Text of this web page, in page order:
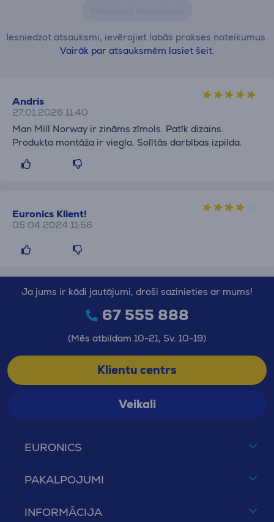
Iesniedzot atsauksmi, ievērojiet labās prakses noteikumus.
Vairāk par atsauksmēm lasiet šeit.
Andris
27.01.2026 11:40
Man Mill Norway ir zināms zīmols. Patīk dizains.
Produkta montāža ir viegla. Solītās darbības izpilda.
Euronics Klient!
05.04.2024 11:56
EURONICS
PAKALPOJUMI
INFORMĀCIJA
Ja jums ir kādi jautājumi, droši sazinieties ar mums!
67 555 888
(Mēs atbildam 10-21, Sv. 10-19)
Klientu centrs
Veikali